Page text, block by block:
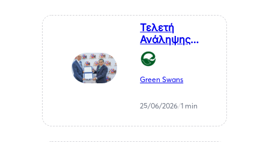
Τελετή
Ανάληψης
Καθηκόντων
του Επίτιμου
Προξένου της
της Χιλής στη
Θεσσαλονίκη, κ.
Αθανάσιου
Green Swans
25/06/2026/1 min